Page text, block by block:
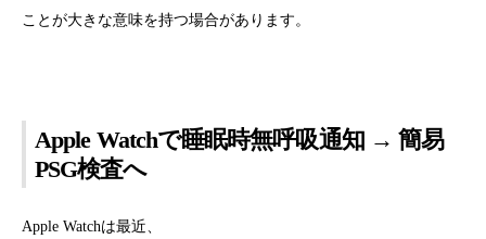
ことが大きな意味を持つ場合があります。
Apple Watchで睡眠時無呼吸通知 → 簡易
PSG検査へ
Apple Watchは最近、